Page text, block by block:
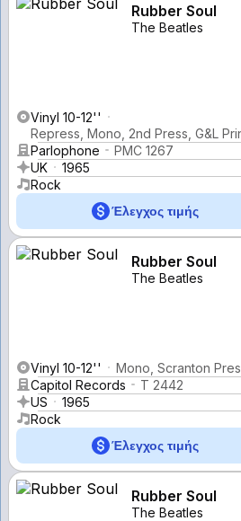
Rubber Soul
The Beatles
Vinyl 10-12''
Repress, Mono, 2nd Press, G&L
Parlophone
PMC 1267
UK
1965
Rock
Έλεγχος τιμής
Rubber Soul
The Beatles
Vinyl 10-12''
Mono, Scranton
Capitol Records
T 2442
US
1965
Rock
Έλεγχος τιμής
Rubber Soul
The Beatles